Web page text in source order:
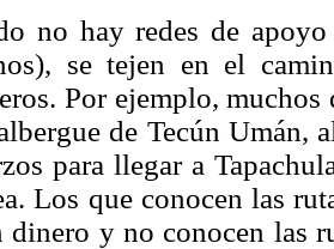
no hay redes de
se tejen en el
Por ejemplo,
de Tecún Umán,
para llegar a
Los que conocen las
dinero y no conocen las